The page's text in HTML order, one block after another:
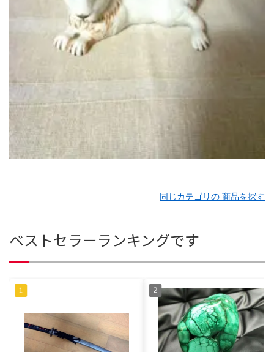
同じカテゴリの 商品を探す
ベストセラーランキングです